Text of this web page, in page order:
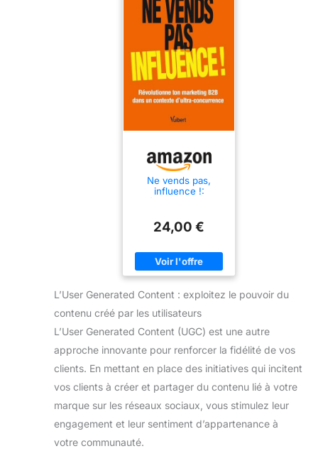
Ne vends pas,
influence !:
un contexte d'ultra-
concurrence
24,00 €
L’User Generated Content : exploitez le pouvoir du
contenu créé par les utilisateurs
L’User Generated Content (UGC) est une autre
approche innovante pour renforcer la fidélité de vos
clients. En mettant en place des initiatives qui incitent
vos clients à créer et partager du contenu lié à votre
marque sur les réseaux sociaux, vous stimulez leur
engagement et leur sentiment d’appartenance à
votre communauté.